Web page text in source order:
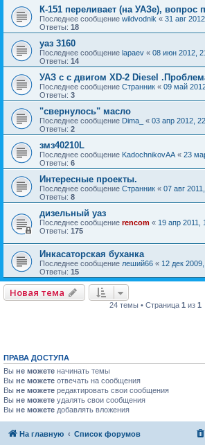
К-151 переливает (на УАЗе), вопрос
Последнее сообщение wildvodnik « 31 авг
Ответы: 18
уаз 3160
Последнее сообщение lapaev « 08 июн 2012,
Ответы: 14
УАЗ с с двигом XD-2 Diesel
Последнее сообщение Странник « 09 май
Ответы: 3
"свернулось" масло
Последнее сообщение Dima_ « 03 апр 2012,
Ответы: 2
змз40210L
Последнее сообщение KadochnikovAA « 23
Ответы: 6
Интересные проекты.
Последнее сообщение Странник « 07 авг
Ответы: 8
дизельный уаз
Последнее сообщение rencom « 19 апр 2011,
Ответы: 175
Инкасаторская буханка
Последнее сообщение леший66 « 12 дек
Ответы: 15
Новая тема
24 темы • Страница 1 из 1
ПРАВА ДОСТУПА
Вы не можете начинать темы
Вы не можете отвечать на сообщения
Вы не можете редактировать свои сообщения
Вы не можете удалять свои сообщения
Вы не можете добавлять вложения
На главную Список форумов